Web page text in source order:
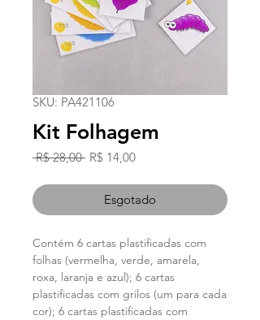
SKU: PA421106
Kit Folhagem
R$ 28,00 Preço
R$ 14,00Preço
Esgotado
Contém 6 cartas plastificadas com
folhas (vermelha, verde, amarela,
roxa, laranja e azul); 6 cartas
plastificadas com grilos (um para cada
cor); 6 cartas plastificadas com